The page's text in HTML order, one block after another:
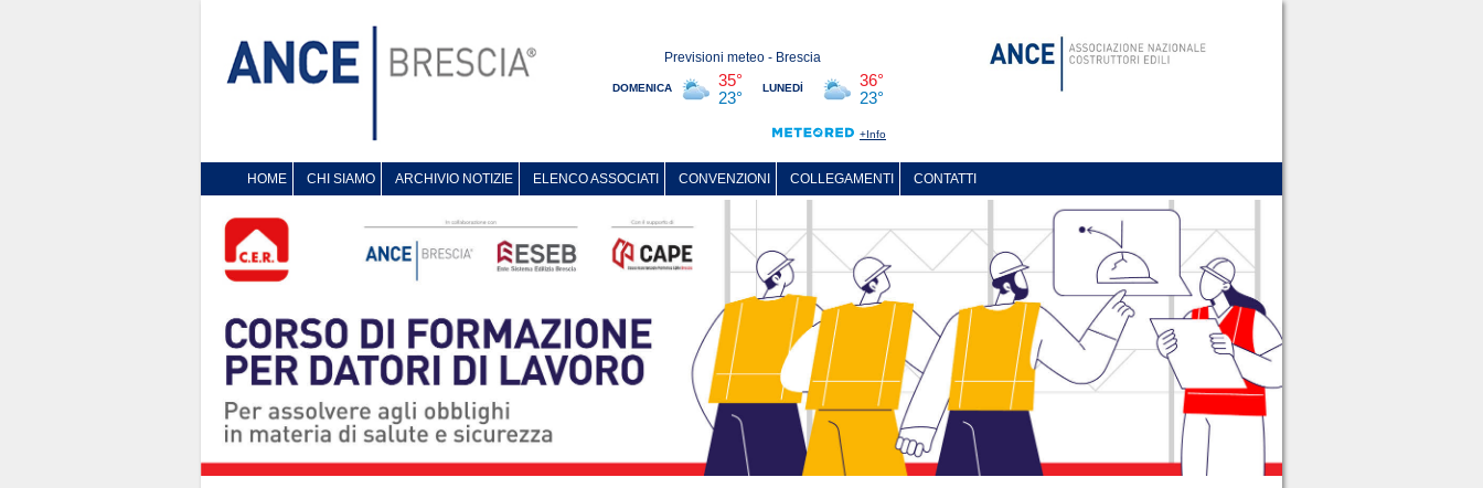
HOME CHI SIAMO ARCHIVIO NOTIZIE ELENCO ASSOCIATI CONVENZIONI COLLEGAMENTI CONTATTI